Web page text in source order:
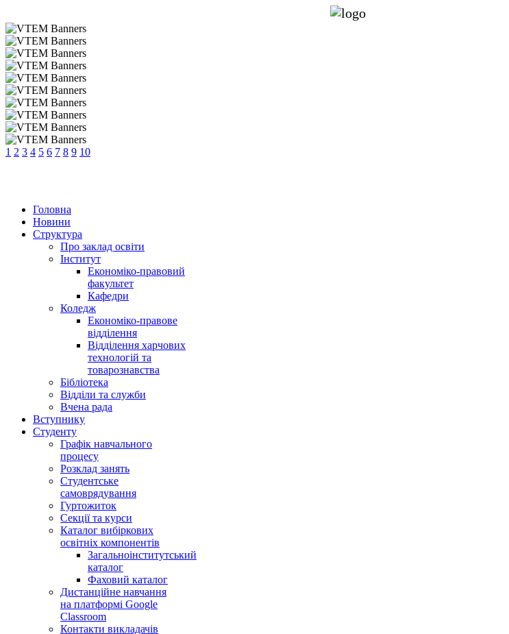
1 2 3 4 5 6 7 8 9 10
Головна
Новини
Структура
Про заклад освіти
Інститут
Економіко-правовий
факультет
Кафедри
Коледж
Економіко-правове
відділення
Відділення харчових
технологій та
товарознавства
Бібліотека
Відділи та служби
Вчена рада
Вступнику
Студенту
Графік навчального
процесу
Розклад занять
Студентське
самоврядування
Гуртожиток
Секції та курси
Каталог вибіркових
освітніх компонентів
Загальноінститутський
каталог
Фаховий каталог
Дистанційне навчання
на платформі Google
Classroom
Контакти викладачів